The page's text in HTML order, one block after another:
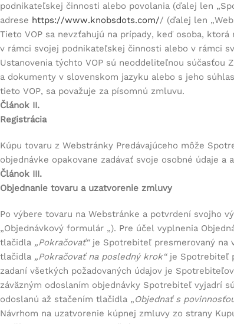
podnikateľskej činnosti alebo povolania (ďalej len „
adrese https://www.knobsdots.com// (ďalej len „
Tieto VOP sa nevzťahujú na prípady, keď osoba,
v rámci svojej podnikateľskej činnosti alebo v rámci
Ustanovenia týchto VOP sú neoddeliteľnou súčasťou
a dokumenty v slovenskom jazyku alebo s jeho
tieto VOP, sa považuje za písomnú zmluvu.
Článok II.
Registrácia
Kúpu tovaru z Webstránky Predávajúceho môže
objednávke opakovane zadávať svoje osobné údaje
Článok III.
Objednanie tovaru a uzatvorenie zmluvy
Po výbere tovaru na Webstránke a potvrdení svojho
„Objednávkový formulár „). Pre účel vyplnenia
tlačidla „Pokračovať“ je Spotrebiteľ presmerovaný na
tlačidla „Pokračovať na posledný krok“ je Spotrebiteľ
zadaní všetkých požadovaných údajov je
záväzným odoslaním objednávky Spotrebiteľ vyjadrí
odoslanú až stačením tlačidla „Objednať s
Návrhom na uzatvorenie kúpnej zmluvy zo strany